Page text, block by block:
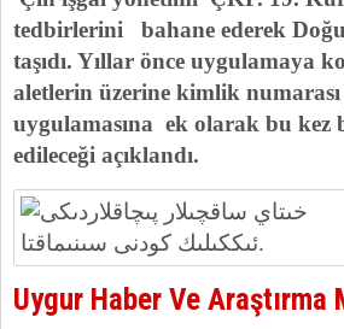
tedbirlerini bahane ederek
taşıdı. Yıllar önce uygulamaya
aletlerin üzerine kimlik numarası
uygulamasına ek olarak bu
edileceği açıklandı.
Uygur Haber Ve Araştırma